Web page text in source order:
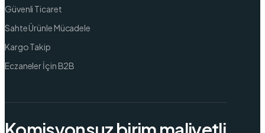
Güvenli Ticaret
Sahte Ürünle Mücadele
Kargo Takip
Eczaneler İçin B2B